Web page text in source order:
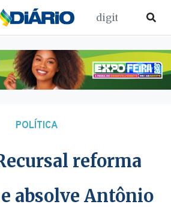
POLÍTICA
reforma
absolve Antônio